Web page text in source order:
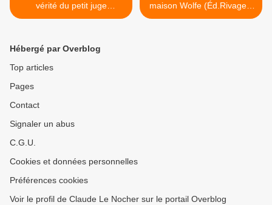
vérité du petit juge
(Éd.Seuil, 2017)
maison Wolfe (Éd.Rivages,
2017) >
Hébergé par Overblog
Top articles
Pages
Contact
Signaler un abus
C.G.U.
Cookies et données personnelles
Préférences cookies
Voir le profil de Claude Le Nocher sur le portail Overblog